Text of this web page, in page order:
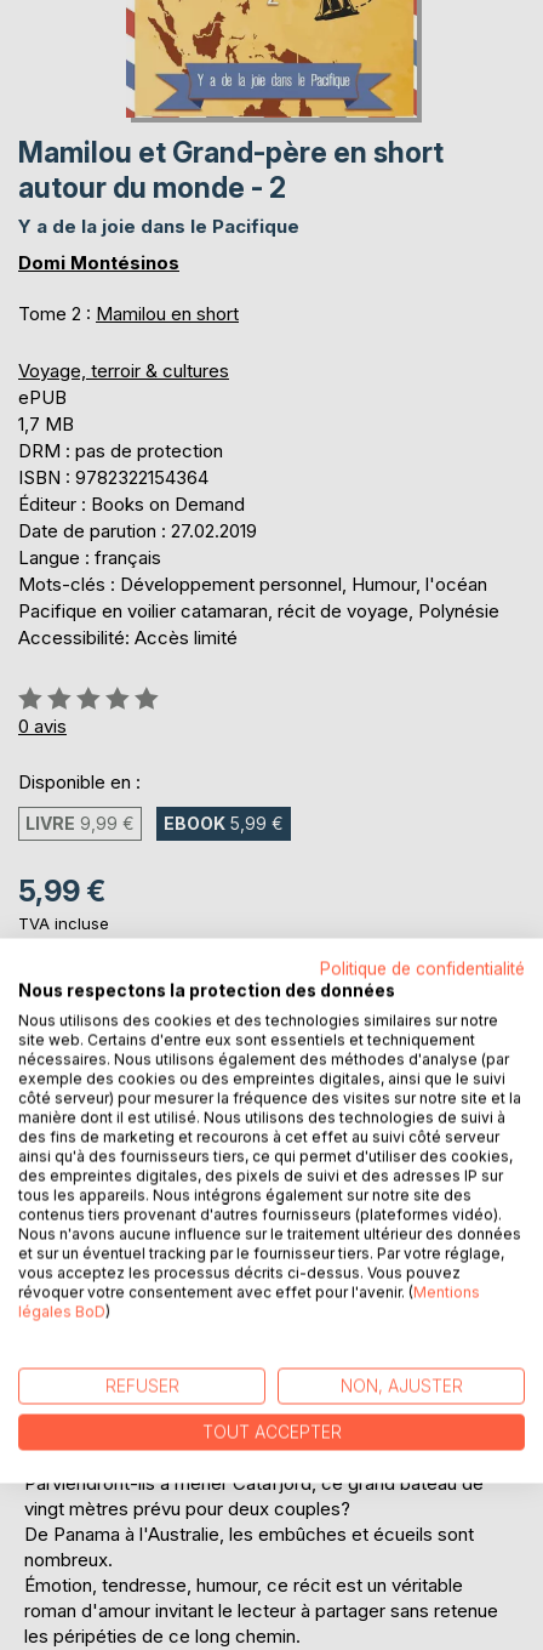
Mamilou et Grand-père en short
autour du monde - 2
Y a de la joie dans le Pacifique
Domi Montésinos
Tome 2 : Mamilou en short
Voyage, terroir & cultures
ePUB
1,7 MB
DRM : pas de protection
ISBN : 9782322154364
Éditeur : Books on Demand
Date de parution : 27.02.2019
Langue : français
Mots-clés : Développement personnel, Humour, l'océan
Pacifique en voilier catamaran, récit de voyage, Polynésie
Accessibilité: Accès limité
Évaluation:
0%
0 avis
Disponible en :
LIVRE 9,99 € EBOOK 5,99 €
5,99 €
TVA incluse
AJOUTER AU PANIER
Ajouter à ma liste d'envies
Laisser un avis
DESCRIPTION
Malou et Domi, couple de navigateurs dynamiques, ont
bien sillonné l'Atlantique.
Ils décident d'accomplir leur rêve de jeunesse, faire le tour
du monde.
Parviendront-ils à mener Catafjord, ce grand bateau de
vingt mètres prévu pour deux couples?
De Panama à l'Australie, les embûches et écueils sont
nombreux.
Émotion, tendresse, humour, ce récit est un véritable
roman d'amour invitant le lecteur à partager sans retenue
les péripéties de ce long chemin.
Politique de confidentialité
Nous respectons la protection des données
Nous utilisons des cookies et des technologies similaires sur notre
site web. Certains d'entre eux sont essentiels et techniquement
nécessaires. Nous utilisons également des méthodes d'analyse (par
exemple des cookies ou des empreintes digitales, ainsi que le suivi
côté serveur) pour mesurer la fréquence des visites sur notre site et la
manière dont il est utilisé. Nous utilisons des technologies de suivi à
des fins de marketing et recourons à cet effet au suivi côté serveur
ainsi qu'à des fournisseurs tiers, ce qui permet d'utiliser des cookies,
des empreintes digitales, des pixels de suivi et des adresses IP sur
tous les appareils. Nous intégrons également sur notre site des
contenus tiers provenant d'autres fournisseurs (plateformes vidéo).
Nous n'avons aucune influence sur le traitement ultérieur des données
et sur un éventuel tracking par le fournisseur tiers. Par votre réglage,
vous acceptez les processus décrits ci-dessus. Vous pouvez
révoquer votre consentement avec effet pour l'avenir. (Mentions
légales BoD)
REFUSER NON, AJUSTER
TOUT ACCEPTER